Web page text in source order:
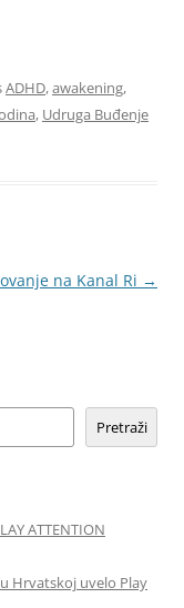
ADHD,awakening,
, Udruga Buđenje
na Kanal Ri →
Pretraži
ATTENTION
u Hrvatskoj uvelo Play